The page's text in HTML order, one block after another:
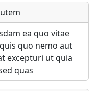
ea quo vitae
quo nemo aut
excepturi ut quia
quas